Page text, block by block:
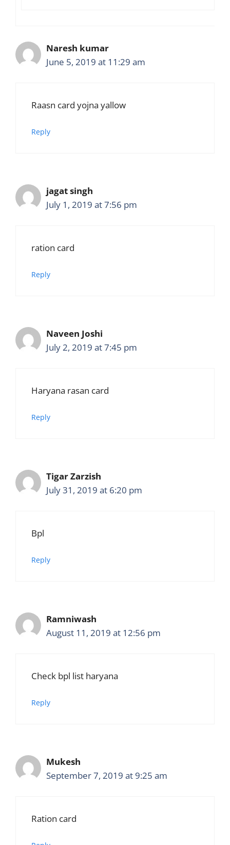
Naresh kumar
June 5, 2019 at 11:29 am
Raasn card yojna yallow
Reply
jagat singh
July 1, 2019 at 7:56 pm
ration card
Reply
Naveen Joshi
July 2, 2019 at 7:45 pm
Haryana rasan card
Reply
Tigar Zarzish
July 31, 2019 at 6:20 pm
Bpl
Reply
Ramniwash
August 11, 2019 at 12:56 pm
Check bpl list haryana
Reply
Mukesh
September 7, 2019 at 9:25 am
Ration card